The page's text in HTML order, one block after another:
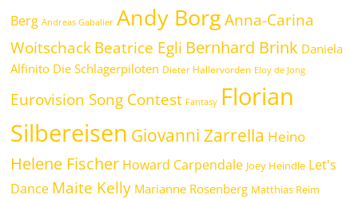
Berg Andreas Gabalier Andy Borg Anna-Carina
WoitschackBeatrice Egli Bernhard Brink Daniela
Alfinito Die Schlagerpiloten Dieter Hallervorden Eloy de Jong
Eurovision Song Contest Fantasy Florian
Silbereisen Giovanni Zarrella Heino
Helene Fischer Howard Carpendale Joey Heindle Let's
Dance Maite Kelly Marianne Rosenberg Matthias Reim